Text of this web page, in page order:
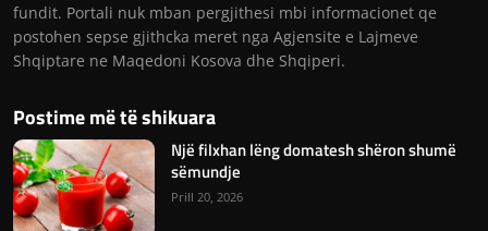
fundit. Portali nuk mban pergjithesi mbi informacionet qe
postohen sepse gjithcka meret nga Agjensite e Lajmeve
Shqiptare ne Maqedoni Kosova dhe Shqiperi.
Postime më të shikuara
Një filxhan lëng domatesh shëron shumë
sëmundje
Prill 20, 2026